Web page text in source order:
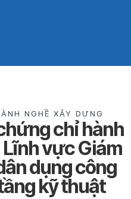
NGHỀ XÂY DỰNG
chỉ hành
vực Giám
dụng công
kỹ thuật